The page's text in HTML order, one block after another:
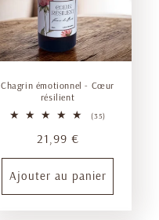
Chagrin émotionnel - Cœur
résilient
(35)
Prix
habituel
21,99 €
Ajouter au panier